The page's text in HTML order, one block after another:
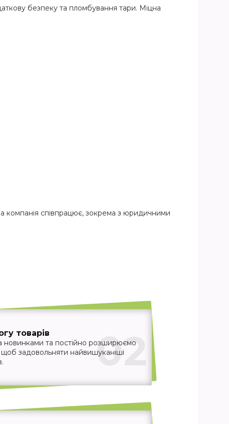
безпеку та пломбування тари. Міцна
компанія співпрацює, зокрема з юридичними
02
товарів
та постійно розширюємо
щоб задовольняти найвишуканіші